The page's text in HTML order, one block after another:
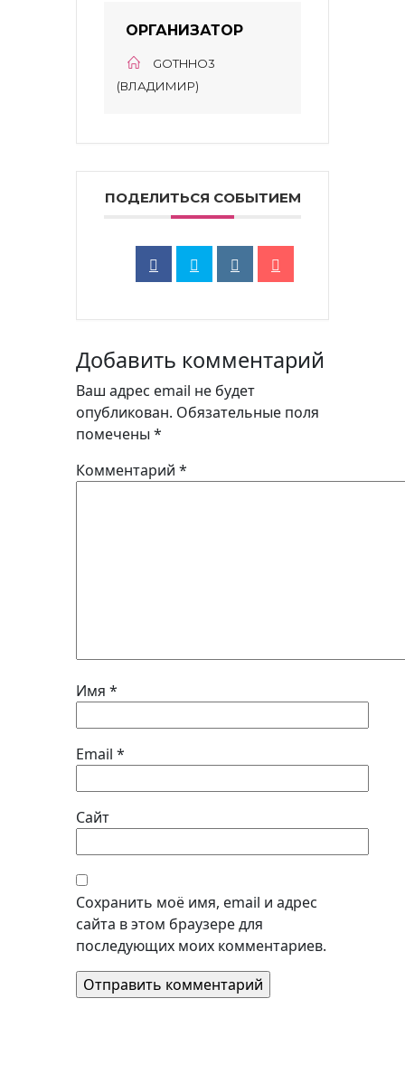
ОРГАНИЗАТОР
GOTHHO3
(ВЛАДИМИР)
ПОДЕЛИТЬСЯ СОБЫТИЕМ
Добавить комментарий
Ваш адрес email не будет
опубликован. Обязательные поля
помечены *
Комментарий *
Имя *
Email *
Сайт
Сохранить моё имя, email и адрес
сайта в этом браузере для
последующих моих комментариев.